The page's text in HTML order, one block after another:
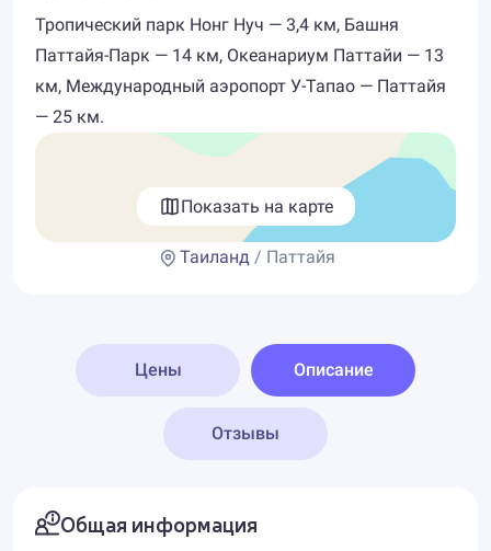
Тропический парк Нонг Нуч — 3,4 км, Башня
Паттайя-Парк — 14 км, Океанариум Паттайи — 13
км, Международный аэропорт У-Тапао — Паттайя
— 25 км.
Показать на карте
Таиланд/ Паттайя
Цены Описание
Отзывы
Общая информация